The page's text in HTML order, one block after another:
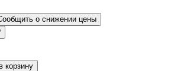
Добавить в корзину